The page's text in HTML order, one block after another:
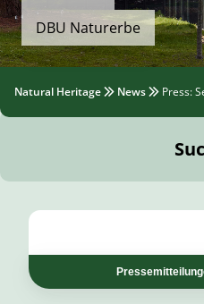
DBU Naturerbe
Natural Heritage News Press: